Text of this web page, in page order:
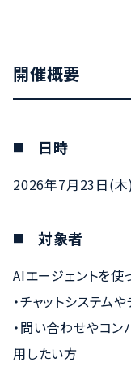
開催概要
日時
2026年7月23日(
対象者
AIエージェントを使
・チャットシステム
・問い合わせやコン
用したい方